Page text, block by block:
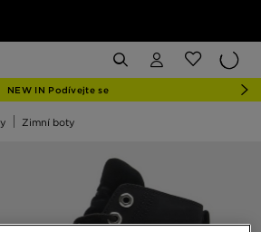
NEW IN Podívejte se
Zimní boty